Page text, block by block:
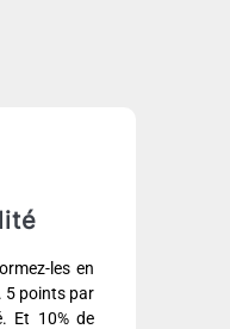
les en
5 points par
Et 10% de